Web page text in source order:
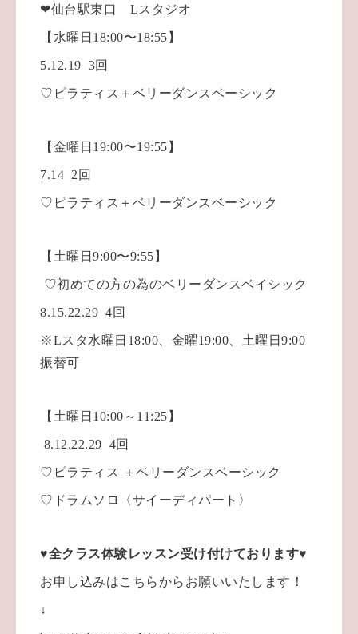
❤仙台駅東口 Lスタジオ
【水曜日18:00〜18:55】
5.12.19 3回
♡ピラティス＋ベリーダンスベーシック
【金曜日19:00〜19:55】
7.14 2回
♡ピラティス＋ベリーダンスベーシック
【土曜日9:00〜9:55】
♡初めての方の為のベリーダンスベイシック
8.15.22.29 4回
※Lスタ水曜日18:00、金曜19:00、土曜日9:00
振替可
【土曜日10:00～11:25】
8.12.22.29 4回
♡ピラティス ＋ベリーダンスベーシック
♡ ドラムソロ〈サイーディパート〉
♥️全クラス体験レッスン受け付けております♥️
お申し込みはこちらからお願いいたします！
↓